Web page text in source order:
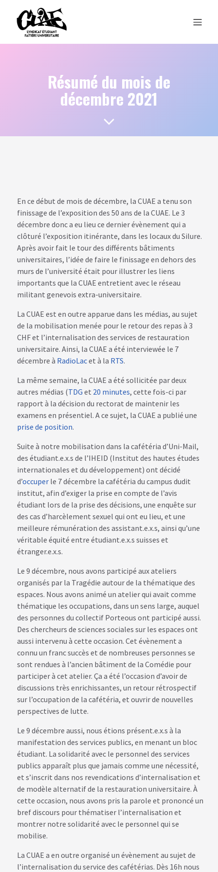
Résumé du mois de
décembre 2021
En ce début de mois de décembre, la CUAE a tenu son
finissage de l’exposition des 50 ans de la CUAE. Le 3
décembre donc a eu lieu ce dernier évènement qui a
clôturé l’exposition itinérante, dans les locaux du Silure.
Après avoir fait le tour des différents bâtiments
universitaires, l’idée de faire le finissage en dehors des
murs de l’université était pour illustrer les liens
importants que la CUAE entretient avec le réseau
militant genevois extra-universitaire.
La CUAE est en outre apparue dans les médias, au sujet
de la mobilisation menée pour le retour des repas à 3
CHF et l’internalisation des services de restauration
universitaire. Ainsi, la CUAE a été interviewée le 7
décembre à RadioLacet à la RTS.
La même semaine, la CUAE a été sollicitée par deux
autres médias (TDG et 20 minutes, cette fois-ci par
rapport à la décision du rectorat de maintenir les
examens en présentiel. A ce sujet, la CUAE a publié une
prise de position.
Suite à notre mobilisation dans la cafétéria d’Uni-Mail,
des étudiant.e.x.s de l’IHEID (Institut des hautes études
internationales et du développement) ont décidé
d’occuper le 7 décembre la cafétéria du campus dudit
institut, afin d’exiger la prise en compte de l’avis
étudiant lors de la prise des décisions, une enquête sur
des cas d’harcèlement sexuel qui ont eu lieu, et une
meilleure rémunération des assistant.e.x.s, ainsi qu’une
véritable équité entre étudiant.e.x.s suisses et
étranger.e.x.s.
Le 9 décembre, nous avons participé aux ateliers
organisés par la Tragédie autour de la thématique des
espaces. Nous avons animé un atelier qui avait comme
thématique les occupations, dans un sens large, auquel
des personnes du collectif Porteous ont participé aussi.
Des chercheurs de sciences sociales sur les espaces ont
aussi intervenu à cette occasion. Cet évènement a
connu un franc succès et de nombreuses personnes se
sont rendues à l’ancien bâtiment de la Comédie pour
participer à cet atelier. Ça a été l’occasion d’avoir de
discussions très enrichissantes, un retour rétrospectif
sur l’occupation de la cafétéria, et ouvrir de nouvelles
perspectives de lutte.
Le 9 décembre aussi, nous étions présent.e.x.s à la
manifestation des services publics, en menant un bloc
étudiant. La solidarité avec le personnel des services
publics apparaît plus que jamais comme une nécessité,
et s’inscrit dans nos revendications d’internalisation et
de modèle alternatif de la restauration universitaire. À
cette occasion, nous avons pris la parole et prononcé un
bref discours pour thématiser l’internalisation et
montrer notre solidarité avec le personnel qui se
mobilise.
La CUAE a en outre organisé un évènement au sujet de
l’internalisation du service des cafétérias. Dès 16h nous